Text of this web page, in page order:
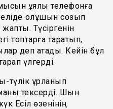
ұялы телефонға
қолұшын созып
Түсіргенін
топтарға таратып,
деп атады. Кейін бұл
үлгерді.
түлік ұрланып
тексерді. Шын
Есіл өзенінің